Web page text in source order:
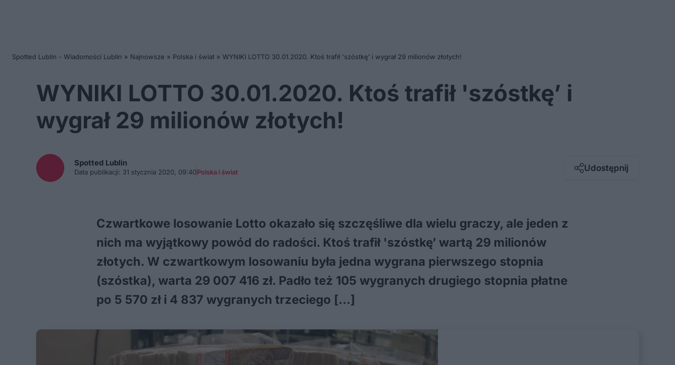
Spotted Lublin - Wiadomości Lublin » Najnowsze » Polska i świat » WYNIKI LOTTO 30.01.2020. Ktoś trafił 'szóstkę’ i wygrał 29 milionów złotych!
WYNIKI LOTTO 30.01.2020. Ktoś trafił 'szóstkę’ i
wygrał 29 milionów złotych!
Spotted Lublin
Data publikacji: 31 stycznia 2020, 09:40Polska i świat Udostępnij
Messenger
Czwartkowe losowanie Lotto okazało się szczęśliwe dla wielu graczy, ale jeden z
nich ma wyjątkowy powód do radości. Ktoś trafił 'szóstkę’ wartą 29 milionów
złotych. W czwartkowym losowaniu była jedna wygrana pierwszego stopnia
(szóstka), warta 29 007 416 zł. Padło też 105 wygranych drugiego stopnia płatne
po 5 570 zł i 4 837 wygranych trzeciego […]